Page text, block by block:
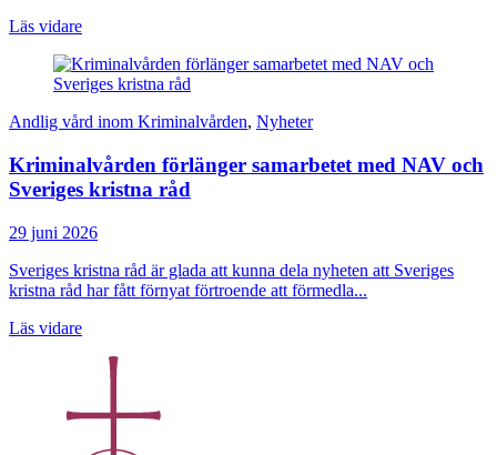
Läs vidare
Andlig vård inom Kriminalvården, Nyheter
Kriminalvården förlänger samarbetet med NAV och
Sveriges kristna råd
29 juni 2026
Sveriges kristna råd är glada att kunna dela nyheten att Sveriges
kristna råd har fått förnyat förtroende att förmedla...
Läs vidare